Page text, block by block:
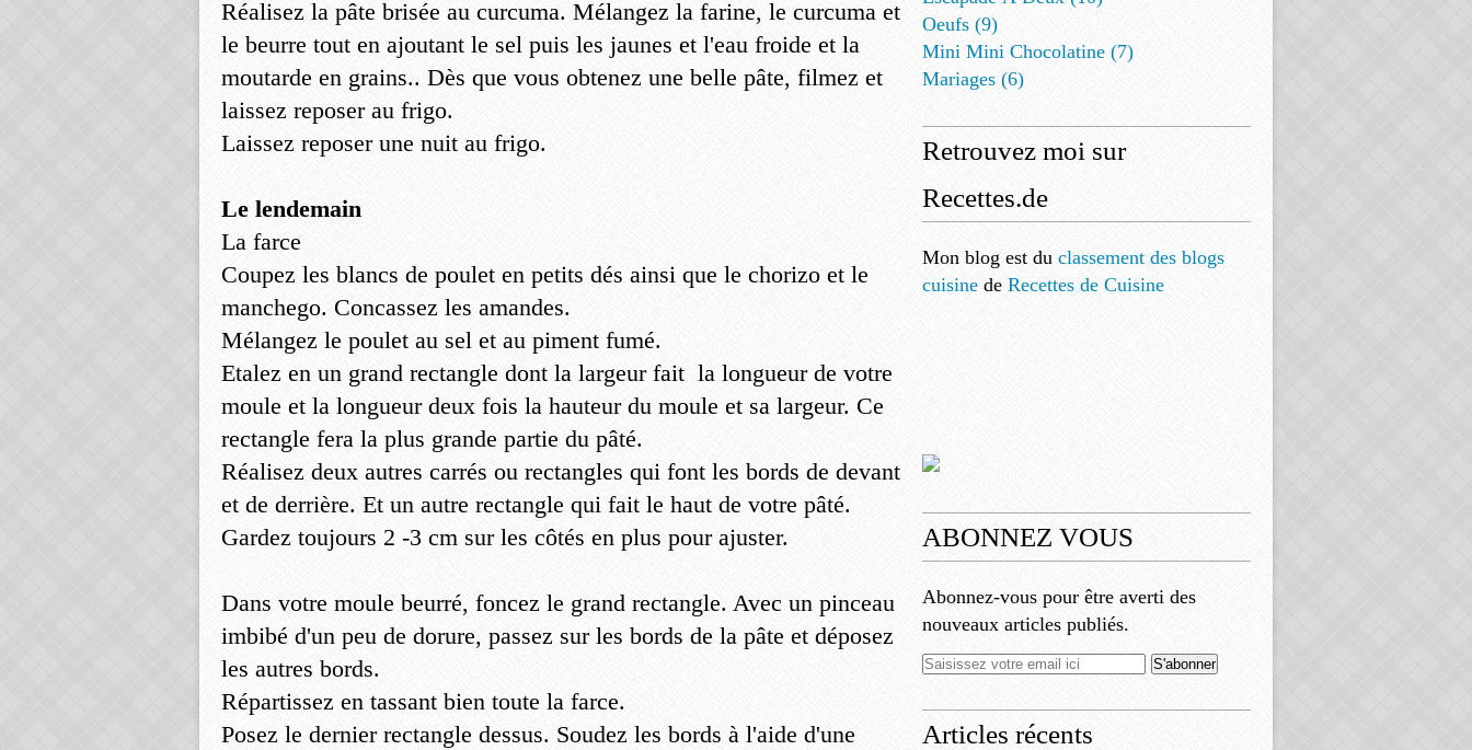
Réalisez la pâte brisée au curcuma. Mélangez la farine, le curcuma et
le beurre tout en ajoutant le sel puis les jaunes et l'eau froide et la
moutarde en grains.. Dès que vous obtenez une belle pâte, filmez et
laissez reposer au frigo.
Laissez reposer une nuit au frigo.
Le lendemain
La farce
Coupez les blancs de poulet en petits dés ainsi que le chorizo et le
manchego. Concassez les amandes.
Mélangez le poulet au sel et au piment fumé.
Etalez en un grand rectangle dont la largeur fait la longueur de votre
moule et la longueur deux fois la hauteur du moule et sa largeur. Ce
rectangle fera la plus grande partie du pâté.
Réalisez deux autres carrés ou rectangles qui font les bords de devant
et de derrière. Et un autre rectangle qui fait le haut de votre pâté.
Gardez toujours 2 -3 cm sur les côtés en plus pour ajuster.
Dans votre moule beurré, foncez le grand rectangle. Avec un pinceau
imbibé d'un peu de dorure, passez sur les bords de la pâte et déposez
les autres bords.
Répartissez en tassant bien toute la farce.
Posez le dernier rectangle dessus. Soudez les bords à l'aide d'une
Oeufs (9)
Mini Mini Chocolatine (7)
Mariages (6)
Retrouvez moi sur
Recettes.de
Mon blog est du classement des blogs
cuisine de Recettes de Cuisine
ABONNEZ VOUS
Abonnez-vous pour être averti des
nouveaux articles publiés.
Articles récents